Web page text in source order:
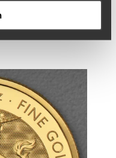
2023 - Bull of